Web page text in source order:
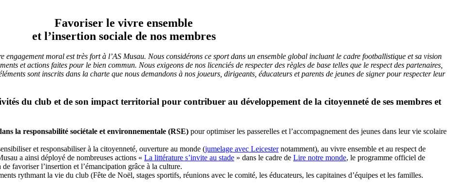
Favoriser le vivre ensemble
et l’insertion sociale de nos membres
engagement moral est très fort à l’AS Musau. Nous considérons ce sport dans un ensemble global incluant le cadre footballistique et sa vision
et actions faites pour le bien commun. Nous exigeons de nos licenciés de respecter des règles de base telles que le respect des partenaires,
sont inscrits dans la charte que nous demandons à nos joueurs, dirigeants, éducateurs et parents de jeunes de signer pour respecter leur
du club et de son impact territorial pour contribuer au développement de la citoyenneté de ses membres et
la responsabilité sociétale et environnementale (RSE) pour optimiser les passerelles et l’accompagnement des jeunes dans leur vie scolaire
et responsabiliser à la citoyenneté, ouverture au monde (jumelage avec Leicesternotamment), au vivre ensemble et au respect de
a ainsi déployé de nombreuses actions « La littérature s’invite au stade » dans le cadre de Lire notre monde, le programme officiel de
favoriser l’insertion et l’émancipation grâce à la culture.
rythmant la vie du club (Fête de Noël, stages sportifs, réunions avec le comité, les éducateurs, les capitaines d’équipes et les familles.